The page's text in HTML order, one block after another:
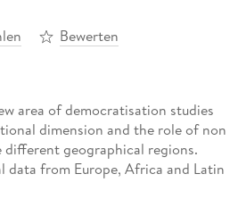
Bewerten
area of democratisation studies
dimension and the role of non
different geographical regions.
data from Europe, Africa and Latin